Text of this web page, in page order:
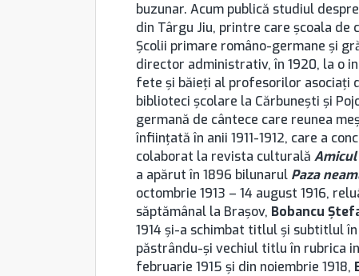
buzunar. Acum publică studiul despre
din Târgu Jiu, printre care școala
Școlii primare româno-germane și
director administrativ, în 1920, la o
fete și băieți al profesorilor asociați
biblioteci școlare la Cărbuneşti şi
germană de cântece care reunea
înființată în anii 1911-1912, care a
colaborat la revista culturală
a apărut în 1896 bilunarul Paza
octombrie 1913 – 14 august 1916,
săptămânal la Brașov, Bobancu
1914 şi-a schimbat titlul şi subtitlul în
păstrându-şi vechiul titlu în rubrica
februarie 1915 şi din noiembrie 1918,